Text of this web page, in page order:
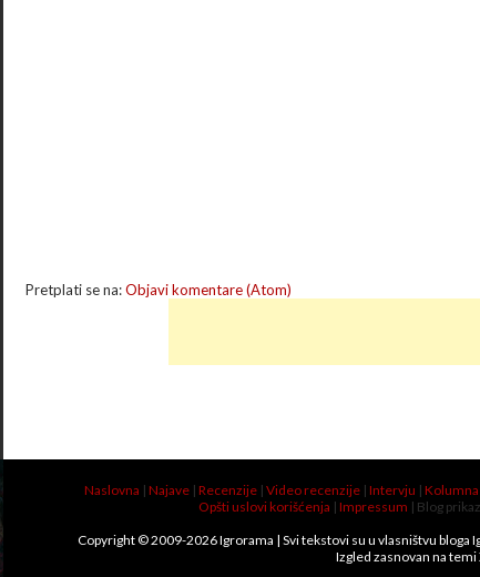
Pretplati se na:Objavi komentare (Atom)
Naslovna | Najave| Recenzije| Video recenzije| Intervju | Kolumna
Opšti uslovi korišćenja | Impressum | Blog
Copyright © 2009-2026Igrorama | Svi tekstovi su u vlasništvu bloga
Izgled zasnovan na temi